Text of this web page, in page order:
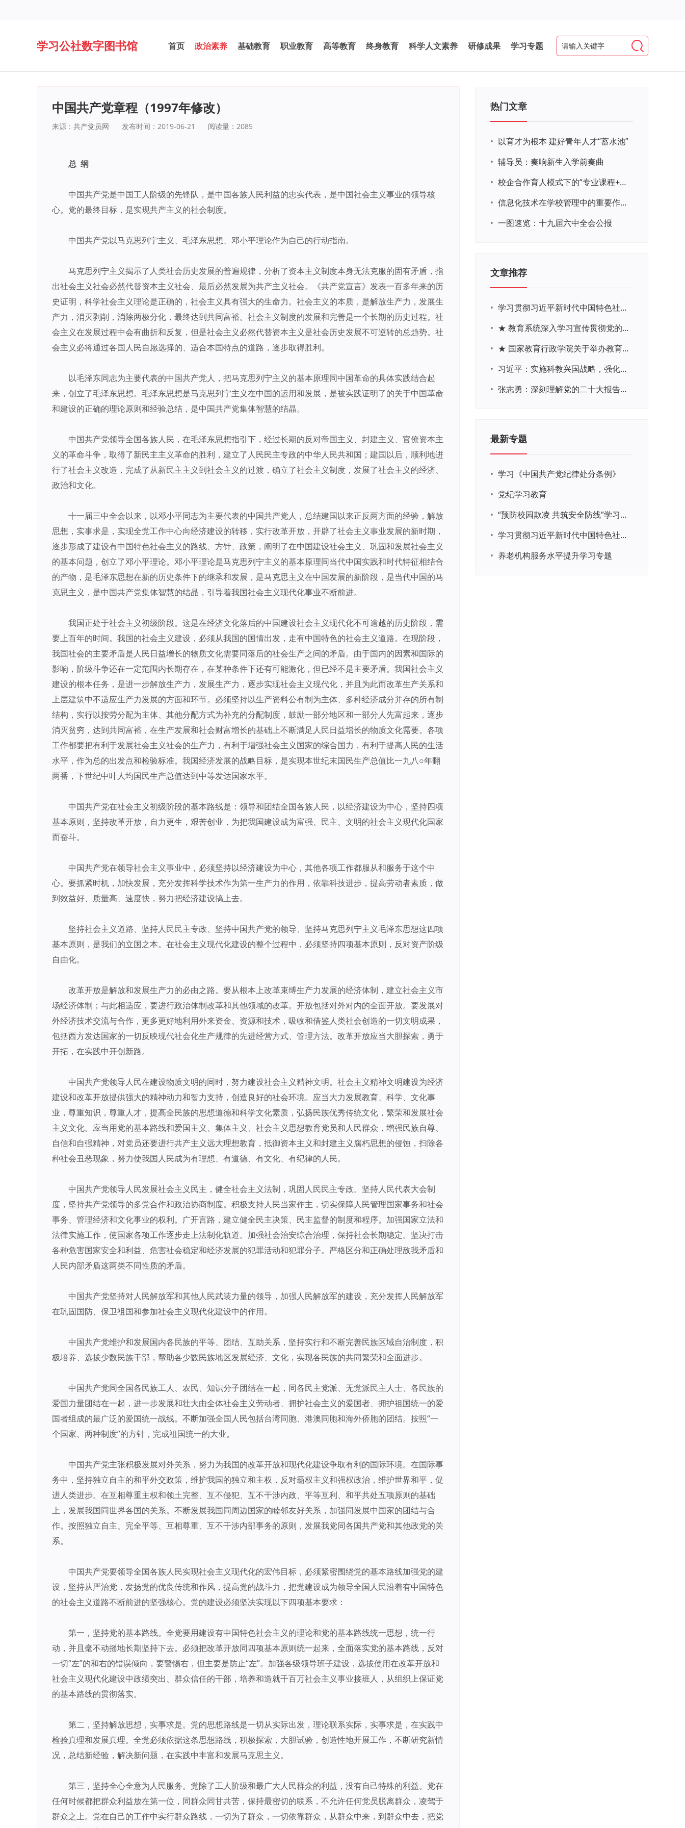
学习公社数字图书馆 首页 政治素养 基础教育 职业教育 高等教育 终身教育 科学人文素养 研修成果 学习专题
中国共产党章程（1997年修改）
来源：共产党员网 发布时间：2019-06-21 阅读量： 2085
总 纲
中国共产党是中国工人阶级的先锋队，是中国各族人民利益的忠实代表，是中国社会主义事业的领导核
心。党的最终目标，是实现共产主义的社会制度。
中国共产党以马克思列宁主义、毛泽东思想、邓小平理论作为自己的行动指南。
马克思列宁主义揭示了人类社会历史发展的普遍规律，分析了资本主义制度本身无法克服的固有矛盾，指
出社会主义社会必然代替资本主义社会、最后必然发展为共产主义社会。《共产党宣言》发表一百多年来的历
史证明，科学社会主义理论是正确的，社会主义具有强大的生命力。社会主义的本质，是解放生产力，发展生
产力，消灭剥削，消除两极分化，最终达到共同富裕。社会主义制度的发展和完善是一个长期的历史过程。社
会主义在发展过程中会有曲折和反复，但是社会主义必然代替资本主义是社会历史发展不可逆转的总趋势。社
会主义必将通过各国人民自愿选择的、适合本国特点的道路，逐步取得胜利。
以毛泽东同志为主要代表的中国共产党人，把马克思列宁主义的基本原理同中国革命的具体实践结合起
来，创立了毛泽东思想。毛泽东思想是马克思列宁主义在中国的运用和发展，是被实践证明了的关于中国革命
和建设的正确的理论原则和经验总结，是中国共产党集体智慧的结晶。
中国共产党领导全国各族人民，在毛泽东思想指引下，经过长期的反对帝国主义、封建主义、官僚资本主
义的革命斗争，取得了新民主主义革命的胜利，建立了人民民主专政的中华人民共和国；建国以后，顺利地进
行了社会主义改造，完成了从新民主主义到社会主义的过渡，确立了社会主义制度，发展了社会主义的经济、
政治和文化。
十一届三中全会以来，以邓小平同志为主要代表的中国共产党人，总结建国以来正反两方面的经验，解放
思想，实事求是，实现全党工作中心向经济建设的转移，实行改革开放，开辟了社会主义事业发展的新时期，
逐步形成了建设有中国特色社会主义的路线、方针、政策，阐明了在中国建设社会主义、巩固和发展社会主义
的基本问题，创立了邓小平理论。邓小平理论是马克思列宁主义的基本原理同当代中国实践和时代特征相结合
的产物，是毛泽东思想在新的历史条件下的继承和发展，是马克思主义在中国发展的新阶段，是当代中国的马
克思主义，是中国共产党集体智慧的结晶，引导着我国社会主义现代化事业不断前进。
我国正处于社会主义初级阶段。这是在经济文化落后的中国建设社会主义现代化不可逾越的历史阶段，需
要上百年的时间。我国的社会主义建设，必须从我国的国情出发，走有中国特色的社会主义道路。在现阶段，
我国社会的主要矛盾是人民日益增长的物质文化需要同落后的社会生产之间的矛盾。由于国内的因素和国际的
影响，阶级斗争还在一定范围内长期存在，在某种条件下还有可能激化，但已经不是主要矛盾。我国社会主义
建设的根本任务，是进一步解放生产力，发展生产力，逐步实现社会主义现代化，并且为此而改革生产关系和
上层建筑中不适应生产力发展的方面和环节。必须坚持以生产资料公有制为主体、多种经济成分并存的所有制
结构，实行以按劳分配为主体、其他分配方式为补充的分配制度，鼓励一部分地区和一部分人先富起来，逐步
消灭贫穷，达到共同富裕，在生产发展和社会财富增长的基础上不断满足人民日益增长的物质文化需要。各项
工作都要把有利于发展社会主义社会的生产力，有利于增强社会主义国家的综合国力，有利于提高人民的生活
水平，作为总的出发点和检验标准。我国经济发展的战略目标，是实现本世纪末国民生产总值比一九八○年翻
两番，下世纪中叶人均国民生产总值达到中等发达国家水平。
中国共产党在社会主义初级阶段的基本路线是：领导和团结全国各族人民，以经济建设为中心，坚持四项
基本原则，坚持改革开放，自力更生，艰苦创业，为把我国建设成为富强、民主、文明的社会主义现代化国家
而奋斗。
中国共产党在领导社会主义事业中，必须坚持以经济建设为中心，其他各项工作都服从和服务于这个中
心。要抓紧时机，加快发展，充分发挥科学技术作为第一生产力的作用，依靠科技进步，提高劳动者素质，做
到效益好、质量高、速度快，努力把经济建设搞上去。
坚持社会主义道路、坚持人民民主专政、坚持中国共产党的领导、坚持马克思列宁主义毛泽东思想这四项
基本原则，是我们的立国之本。在社会主义现代化建设的整个过程中，必须坚持四项基本原则，反对资产阶级
自由化。
改革开放是解放和发展生产力的必由之路。要从根本上改革束缚生产力发展的经济体制，建立社会主义市
场经济体制；与此相适应，要进行政治体制改革和其他领域的改革。开放包括对外对内的全面开放。要发展对
外经济技术交流与合作，更多更好地利用外来资金、资源和技术，吸收和借鉴人类社会创造的一切文明成果，
包括西方发达国家的一切反映现代社会化生产规律的先进经营方式、管理方法。改革开放应当大胆探索，勇于
开拓，在实践中开创新路。
中国共产党领导人民在建设物质文明的同时，努力建设社会主义精神文明。社会主义精神文明建设为经济
建设和改革开放提供强大的精神动力和智力支持，创造良好的社会环境。应当大力发展教育、科学、文化事
业，尊重知识，尊重人才，提高全民族的思想道德和科学文化素质，弘扬民族优秀传统文化，繁荣和发展社会
主义文化。应当用党的基本路线和爱国主义、集体主义、社会主义思想教育党员和人民群众，增强民族自尊、
自信和自强精神，对党员还要进行共产主义远大理想教育，抵御资本主义和封建主义腐朽思想的侵蚀，扫除各
种社会丑恶现象，努力使我国人民成为有理想、有道德、有文化、有纪律的人民。
中国共产党领导人民发展社会主义民主，健全社会主义法制，巩固人民民主专政。坚持人民代表大会制
度，坚持共产党领导的多党合作和政治协商制度。积极支持人民当家作主，切实保障人民管理国家事务和社会
事务、管理经济和文化事业的权利。广开言路，建立健全民主决策、民主监督的制度和程序。加强国家立法和
法律实施工作，使国家各项工作逐步走上法制化轨道。加强社会治安综合治理，保持社会长期稳定。坚决打击
各种危害国家安全和利益、危害社会稳定和经济发展的犯罪活动和犯罪分子。严格区分和正确处理敌我矛盾和
人民内部矛盾这两类不同性质的矛盾。
中国共产党坚持对人民解放军和其他人民武装力量的领导，加强人民解放军的建设，充分发挥人民解放军
在巩固国防、保卫祖国和参加社会主义现代化建设中的作用。
中国共产党维护和发展国内各民族的平等、团结、互助关系，坚持实行和不断完善民族区域自治制度，积
极培养、选拔少数民族干部，帮助各少数民族地区发展经济、文化，实现各民族的共同繁荣和全面进步。
中国共产党同全国各民族工人、农民、知识分子团结在一起，同各民主党派、无党派民主人士、各民族的
爱国力量团结在一起，进一步发展和壮大由全体社会主义劳动者、拥护社会主义的爱国者、拥护祖国统一的爱
国者组成的最广泛的爱国统一战线。不断加强全国人民包括台湾同胞、港澳同胞和海外侨胞的团结。按照“一
个国家、两种制度”的方针，完成祖国统一的大业。
中国共产党主张积极发展对外关系，努力为我国的改革开放和现代化建设争取有利的国际环境。在国际事
务中，坚持独立自主的和平外交政策，维护我国的独立和主权，反对霸权主义和强权政治，维护世界和平，促
进人类进步。在互相尊重主权和领土完整、互不侵犯、互不干涉内政、平等互利、和平共处五项原则的基础
上，发展我国同世界各国的关系。不断发展我国同周边国家的睦邻友好关系，加强同发展中国家的团结与合
作。按照独立自主、完全平等、互相尊重、互不干涉内部事务的原则，发展我党同各国共产党和其他政党的关
系。
中国共产党要领导全国各族人民实现社会主义现代化的宏伟目标，必须紧密围绕党的基本路线加强党的建
设，坚持从严治党，发扬党的优良传统和作风，提高党的战斗力，把党建设成为领导全国人民沿着有中国特色
的社会主义道路不断前进的坚强核心。党的建设必须坚决实现以下四项基本要求：
第一，坚持党的基本路线。全党要用建设有中国特色社会主义的理论和党的基本路线统一思想，统一行
动，并且毫不动摇地长期坚持下去。必须把改革开放同四项基本原则统一起来，全面落实党的基本路线，反对
一切“左”的和右的错误倾向，要警惕右，但主要是防止“左”。加强各级领导班子建设，选拔使用在改革开放和
社会主义现代化建设中政绩突出、群众信任的干部，培养和造就千百万社会主义事业接班人，从组织上保证党
的基本路线的贯彻落实。
第二，坚持解放思想，实事求是。党的思想路线是一切从实际出发，理论联系实际，实事求是，在实践中
检验真理和发展真理。全党必须依据这条思想路线，积极探索，大胆试验，创造性地开展工作，不断研究新情
况，总结新经验，解决新问题，在实践中丰富和发展马克思主义。
第三，坚持全心全意为人民服务。党除了工人阶级和最广大人民群众的利益，没有自己特殊的利益。党在
任何时候都把群众利益放在第一位，同群众同甘共苦，保持最密切的联系，不允许任何党员脱离群众，凌驾于
群众之上。党在自己的工作中实行群众路线，一切为了群众，一切依靠群众，从群众中来，到群众中去，把党
热门文章
• 以育才为根本 建好青年人才“蓄水池”
• 辅导员：奏响新生入学前奏曲
•
校企合作育人模式下的“专业课程+思政教育+党建活动”交叉融合的课程思政教学探索与实践
•
信息化技术在学校管理中的重要作用 ——以贵州省威宁民族中学和校园使用等为例
• 一图速览：十九届六中全会公报
文章推荐
•
学习贯彻习近平新时代中国特色社会主义思想主题教育网络培训
•
★ 教育系统深入学习宣传贯彻党的二十大精神学习专题
•
★ 国家教育行政学院关于举办教育系统深入学习宣传贯彻党的二十大精神专题网络培训的通知
•
习近平：实施科教兴国战略，强化现代化建设人才支撑
•
张志勇：深刻理解党的二十大报告关于教育的新思想、新战略、新要求
最新专题
• 学习《中国共产党纪律处分条例》
• 党纪学习教育
•
“预防校园欺凌 共筑安全防线”学习专题
•
学习贯彻习近平新时代中国特色社会主义思想主题教育
• 养老机构服务水平提升学习专题